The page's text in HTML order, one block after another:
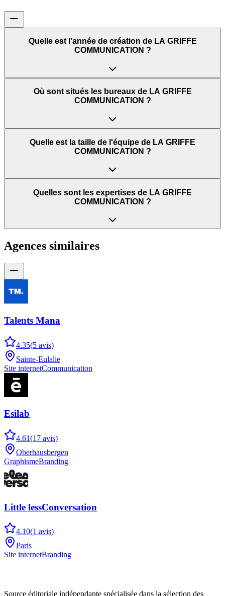
Quelle est l'année de création de LA GRIFFE
COMMUNICATION ?
Où sont situés les bureaux de LA GRIFFE
COMMUNICATION ?
Quelle est la taille de l'équipe de LA GRIFFE
COMMUNICATION ?
Quelles sont les expertises de LA GRIFFE
COMMUNICATION ?
Agences similaires
Talents Mana
4.35(5 avis)
Sainte-Eulalie
Site internetCommunication
Esilab
4.61(17 avis)
Oberhausbergen
GraphismeBranding
Little lessConversation
4.10(1 avis)
Paris
Site internetBranding
Source éditoriale indépendante spécialisée dans la sélection des